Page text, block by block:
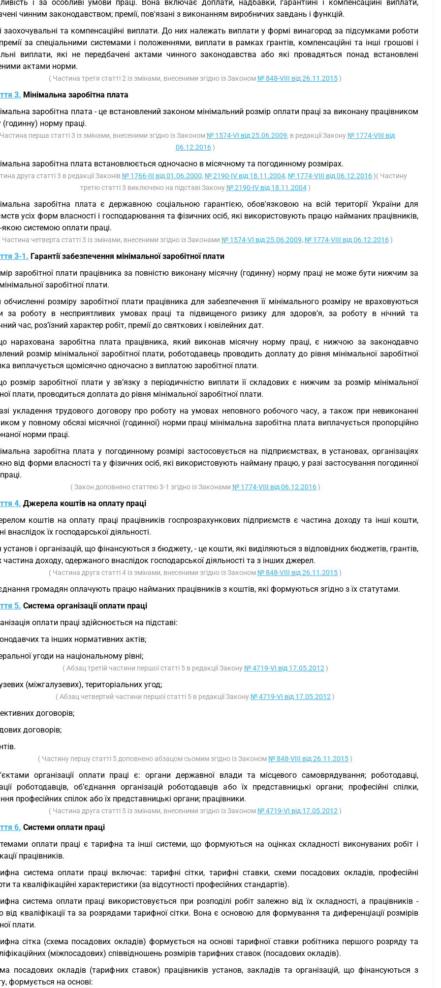
і за особливі умови праці. Вона включає доплати, надбавки, гарантійні і компенсаційні виплати,
чинним законодавством; премії, пов'язані з виконанням виробничих завдань і функцій.
заохочувальні та компенсаційні виплати. До них належать виплати у формі винагород за підсумками роботи
за спеціальними системами і положеннями, виплати в рамках грантів, компенсаційні та інші грошові і
виплати, які не передбачені актами чинного законодавства або які провадяться понад встановлені
актами норми.
( Частина третя статті 2 із змінами, внесеними згідно із Законом № 848-VIII від 26.11.2015)
3. Мінімальна заробітна плата
заробітна плата - це встановлений законом мінімальний розмір оплати праці за виконану працівником
(годинну) норму праці.
перша статті 3 із змінами, внесеними згідно із Законом № 1574-VI від 25.06.2009; в редакції Закону № 1774-VIII від
06.12.2016)
заробітна плата встановлюється одночасно в місячному та погодинному розмірах.
друга статті 3 в редакції Законів № 1766-III від 01.06.2000, № 2190-IV від 18.11.2004, № 1774-VIII від 06.12.2016)( Частину
третю статті 3 виключено на підставі Закону № 2190-IV від 18.11.2004)
заробітна плата є державною соціальною гарантією, обов'язковою на всій території України для
усіх форм власності і господарювання та фізичних осіб, які використовують працю найманих працівників,
якою системою оплати праці.
Частина четверта статті 3 із змінами, внесеними згідно із Законами № 1574-VI від 25.06.2009, № 1774-VIII від 06.12.2016)
3-1. Гарантії забезпечення мінімальної заробітної плати
заробітної плати працівника за повністю виконану місячну (годинну) норму праці не може бути нижчим за
заробітної плати.
обчисленні розміру заробітної плати працівника для забезпечення її мінімального розміру не враховуються
за роботу в несприятливих умовах праці та підвищеного ризику для здоров’я, за роботу в нічний та
час, роз’їзний характер робіт, премії до святкових і ювілейних дат.
нарахована заробітна плата працівника, який виконав місячну норму праці, є нижчою за законодавчо
розмір мінімальної заробітної плати, роботодавець проводить доплату до рівня мінімальної заробітної
виплачується щомісячно одночасно з виплатою заробітної плати.
розмір заробітної плати у зв’язку з періодичністю виплати її складових є нижчим за розмір мінімальної
плати, проводиться доплата до рівня мінімальної заробітної плати.
укладення трудового договору про роботу на умовах неповного робочого часу, а також при невиконанні
у повному обсязі місячної (годинної) норми праці мінімальна заробітна плата виплачується пропорційно
норми праці.
заробітна плата у погодинному розмірі застосовується на підприємствах, в установах, організаціях
від форми власності та у фізичних осіб, які використовують найману працю, у разі застосування погодинної
( Закон доповнено статтею 3-1 згідно із Законами № 1774-VIII від 06.12.2016)
4. Джерела коштів на оплату праці
коштів на оплату праці працівників госпрозрахункових підприємств є частина доходу та інші кошти,
внаслідок їх господарської діяльності.
і організацій, що фінансуються з бюджету, - це кошти, які виділяються з відповідних бюджетів, грантів,
доходу, одержаного внаслідок господарської діяльності та з інших джерел.
( Частина друга статті 4 із змінами, внесеними згідно із Законом № 848-VIII від 26.11.2015)
громадян оплачують працю найманих працівників з коштів, які формуються згідно з їх статутами.
5. Система організації оплати праці
оплати праці здійснюється на підставі:
та інших нормативних актів;
угоди на національному рівні;
( Абзац третій частини першої статті 5 в редакції Закону № 4719-VI від 17.05.2012 )
(міжгалузевих), територіальних угод;
( Абзац четвертий частини першої статті 5 в редакції Закону № 4719-VI від 17.05.2012 )
договорів;
договорів;
( Частину першу статті 5 доповнено абзацом сьомим згідно із Законом № 848-VIII від 26.11.2015)
організації оплати праці є: органи державної влади та місцевого самоврядування; роботодавці,
роботодавців, об’єднання організацій роботодавців або їх представницькі органи; професійні спілки,
професійних спілок або їх представницькі органи; працівники.
( Частина друга статті 5 із змінами, внесеними згідно із Законом № 4719-VI від 17.05.2012 )
6. Системи оплати праці
оплати праці є тарифна та інші системи, що формуються на оцінках складності виконуваних робіт і
працівників.
система оплати праці включає: тарифні сітки, тарифні ставки, схеми посадових окладів, професійні
та кваліфікаційні характеристики (за відсутності професійних стандартів).
система оплати праці використовується при розподілі робіт залежно від їх складності, а працівників -
від кваліфікації та за розрядами тарифної сітки. Вона є основою для формування та диференціації розмірів
плати.
сітка (схема посадових окладів) формується на основі тарифної ставки робітника першого розряду та
(міжпосадових) співвідношень розмірів тарифних ставок (посадових окладів).
посадових окладів (тарифних ставок) працівників установ, закладів та організацій, що фінансуються з
формується на основі: